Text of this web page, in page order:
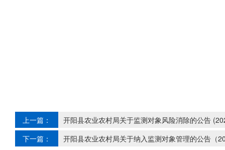
上一篇：
开阳县农业农村局关于监测对象风险消除的公告
下一篇：
开阳县农业农村局关于纳入监测对象管理的公告（